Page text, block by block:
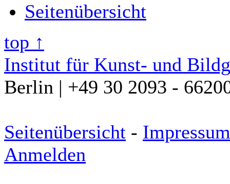
Seitenübersicht
top ↑
Institut für Kunst- und
Berlin | +49 30 2093 -
Seitenübersicht - Impressum
Anmelden